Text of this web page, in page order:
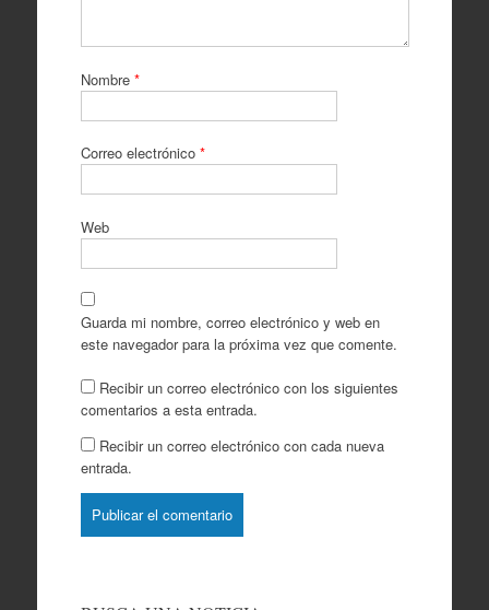
Nombre *
Correo electrónico *
Web
Guarda mi nombre, correo electrónico y web en
este navegador para la próxima vez que comente.
Recibir un correo electrónico con los siguientes
comentarios a esta entrada.
Recibir un correo electrónico con cada nueva
entrada.